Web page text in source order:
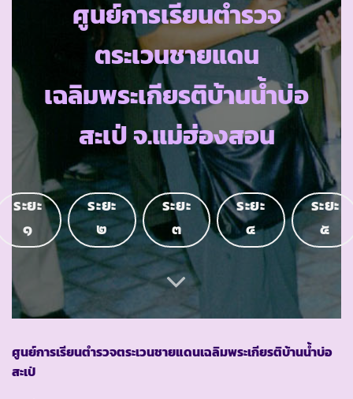
ศูนย์การเรียนตำรวจ
ตระเวนชายแดน
เฉลิมพระเกียรติบ้านน้ำบ่อ
สะเป่ จ.แม่ฮ่องสอน
ระยะ
๑
ระยะ
๒
ระยะ
๓
ระยะ
๔
ระยะ
๕
ศูนย์การเรียนตำรวจตระเวนชายแดนเฉลิมพระเกียรติบ้านน้ำบ่อ
สะเป่